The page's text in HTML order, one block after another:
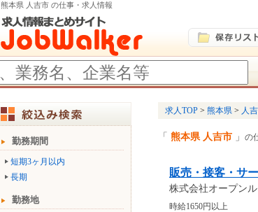
熊本県 人吉市 の仕事・求人情報
勤務期間
短期3ヶ月以内
長期
勤務地
求人TOP 熊本県 人
熊本県 人吉市 の
販売・接客・サ
株式会社オープン
時給1650円以上